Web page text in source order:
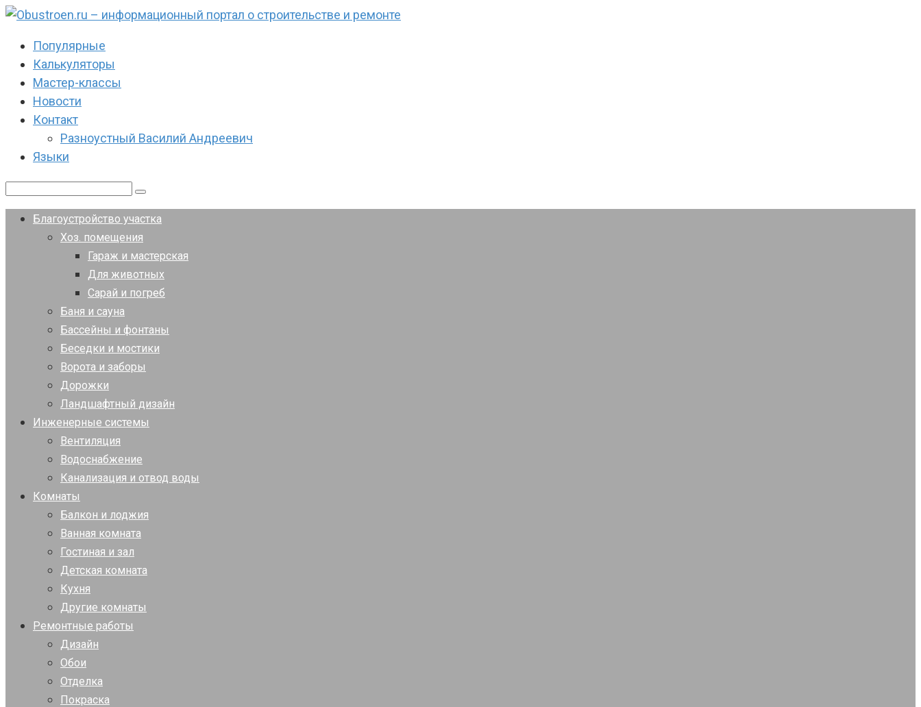
Перейти
контентуПопулярные
Калькуляторы
Мастер-классы
Новости
Контакт
Разноустный Василий Андреевич
Языки
Поиск:
Благоустройство участка
Хоз. помещения
Гараж и мастерская
Для животных
Сарай и погреб
Баня и сауна
Бассейны и фонтаны
Беседки и мостики
Ворота и заборы
Дорожки
Ландшафтный дизайн
Инженерные системы
Вентиляция
Водоснабжение
Канализация и отвод воды
Комнаты
Балкон и лоджия
Ванная комната
Гостиная и зал
Детская комната
Кухня
Другие комнаты
Ремонтные работы
Дизайн
Обои
Отделка
Покраска